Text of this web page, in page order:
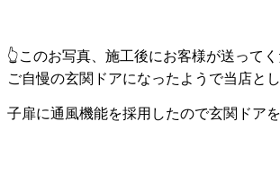
👆このお写真、施工後にお客様が送ってく
ご自慢の玄関ドアになったようで当店と
子扉に通風機能を採用したので玄関ドア